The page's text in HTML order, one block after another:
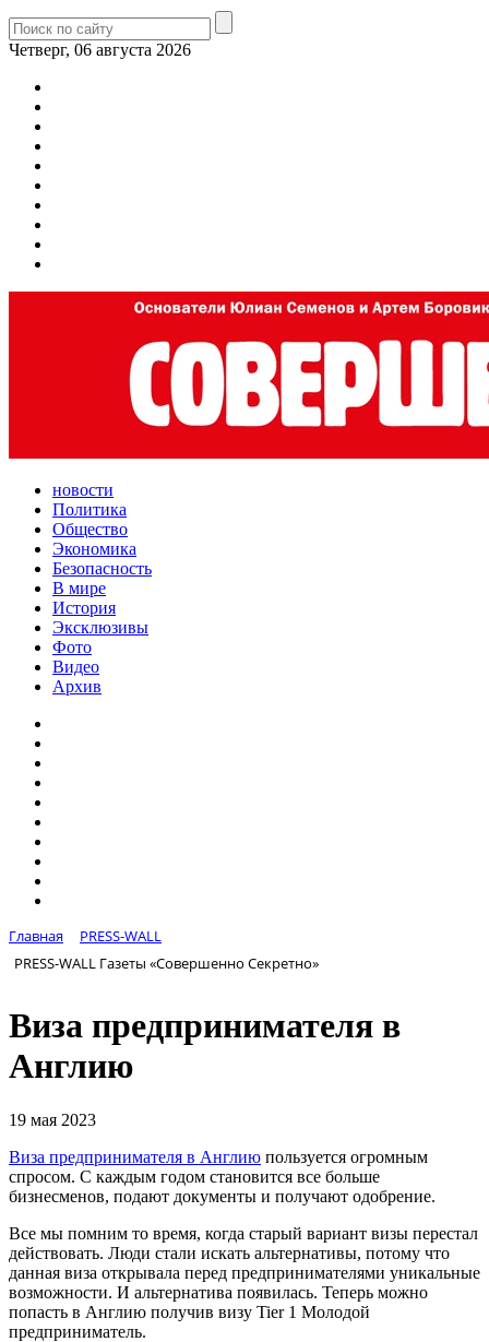
Четверг, 06 августа 2026
новости
Политика
Общество
Экономика
Безопасность
В мире
История
Эксклюзивы
Фото
Видео
Архив
Главная
PRESS-WALL
PRESS-WALL Газеты «Совершенно Секретно»
Виза предпринимателя в
Англию
19 мая 2023
Виза предпринимателя в Англию пользуется огромным
спросом. С каждым годом становится все больше
бизнесменов, подают документы и получают одобрение.
Все мы помним то время, когда старый вариант визы перестал
действовать. Люди стали искать альтернативы, потому что
данная виза открывала перед предпринимателями уникальные
возможности. И альтернатива появилась. Теперь можно
попасть в Англию получив визу Tier 1 Молодой
предприниматель.